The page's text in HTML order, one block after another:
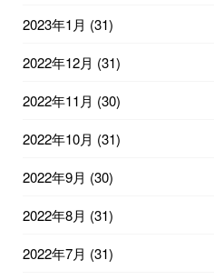
2023年1月 (31)
2022年12月 (31)
2022年11月 (30)
2022年10月 (31)
2022年9月 (30)
2022年8月 (31)
2022年7月 (31)